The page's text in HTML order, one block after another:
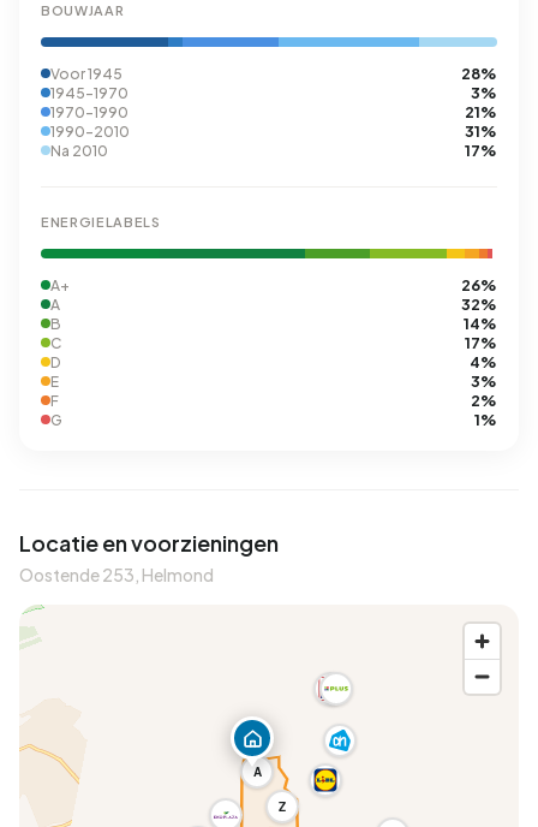
BOUWJAAR
Voor 1945 28%
1945-1970 3%
1970-1990 21%
1990-2010 31%
Na 2010 17%
ENERGIELABELS
A+ 26%
A 32%
B 14%
C 17%
D 4%
E 3%
F 2%
G 1%
Locatie en voorzieningen
Oostende 253, Helmond
A
Z